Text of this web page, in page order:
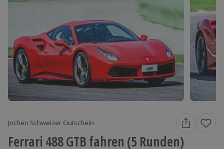
Jochen Schweizer Gutschein
Ferrari 488 GTB fahren (5 Runden)